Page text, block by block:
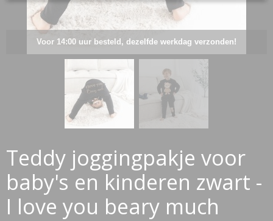
Voor 14:00 uur besteld, dezelfde werkdag verzonden!
Teddy joggingpakje voor
baby's en kinderen zwart -
I love you beary much